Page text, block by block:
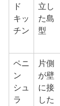
ド
キッ
チン
立し
た島
型
ペニ
ン
シュ
ラ
片側
が壁
に接
した